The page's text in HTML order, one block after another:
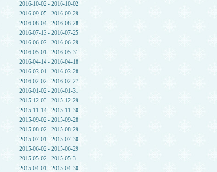
2016-10-02 - 2016-10-02
2016-09-05 - 2016-09-29
2016-08-04 - 2016-08-28
2016-07-13 - 2016-07-25
2016-06-03 - 2016-06-29
2016-05-01 - 2016-05-31
2016-04-14 - 2016-04-18
2016-03-01 - 2016-03-28
2016-02-02 - 2016-02-27
2016-01-02 - 2016-01-31
2015-12-03 - 2015-12-29
2015-11-14 - 2015-11-30
2015-09-02 - 2015-09-28
2015-08-02 - 2015-08-29
2015-07-01 - 2015-07-30
2015-06-02 - 2015-06-29
2015-05-02 - 2015-05-31
2015-04-01 - 2015-04-30